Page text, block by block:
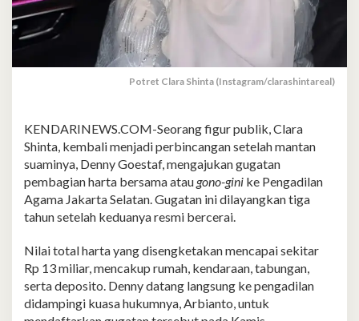
Potret Clara Shinta (Instagram/clarashintareal)
KENDARINEWS.COM-Seorang figur publik, Clara
Shinta, kembali menjadi perbincangan setelah mantan
suaminya, Denny Goestaf, mengajukan gugatan
pembagian harta bersama atau gono-gini ke Pengadilan
Agama Jakarta Selatan. Gugatan ini dilayangkan tiga
tahun setelah keduanya resmi bercerai.
Nilai total harta yang disengketakan mencapai sekitar
Rp 13 miliar, mencakup rumah, kendaraan, tabungan,
serta deposito. Denny datang langsung ke pengadilan
didampingi kuasa hukumnya, Arbianto, untuk